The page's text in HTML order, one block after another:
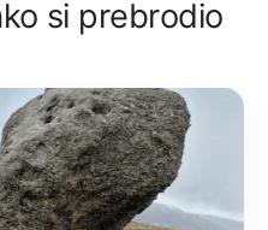
si prebrodio